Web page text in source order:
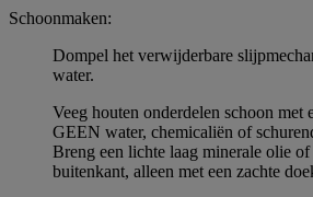
Schoonmaken:
Dompel het verwijderbare
water.
Veeg houten onderdelen schoon met
GEEN water, chemicaliën of
Breng een lichte laag minerale olie
buitenkant, alleen met een zachte